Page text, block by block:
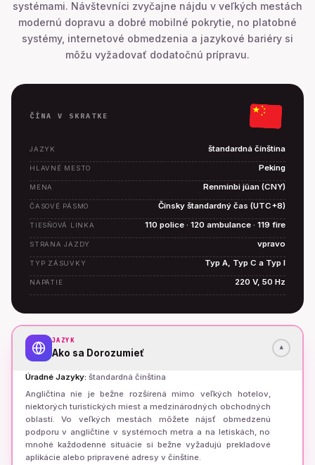
systémami. Návštevníci zvyčajne nájdu v veľkých mestách
modernú dopravu a dobré mobilné pokrytie, no platobné
systémy, internetové obmedzenia a jazykové bariéry si
môžu vyžadovať dodatočnú prípravu.
ČÍNA V SKRATKE
JAZYK štandardná čínština
HLAVNÉ MESTO Peking
MENA Renminbi jüan (CNY)
ČASOVÉ PÁSMO Čínsky štandardný čas (UTC+8)
TIESŇOVÁ LINKA 110 police · 120 ambulance · 119 fire
STRANA JAZDY vpravo
TYP ZÁSUVKY Typ A, Typ C a Typ I
NAPÄTIE 220 V, 50 Hz
JAZYK
Ako sa Dorozumieť ▾
Úradné Jazyky: štandardná čínština
Angličtina nie je bežne rozšírená mimo veľkých hotelov,
niektorých turistických miest a medzinárodných obchodných
oblastí. Vo veľkých mestách môžete nájsť obmedzenú
podporu v angličtine v systémoch metra a na letiskách, no
mnohé každodenné situácie si bežne vyžadujú prekladové
aplikácie alebo pripravené adresy v čínštine.